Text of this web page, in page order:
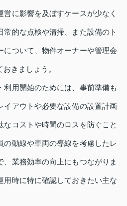
に影響を及ぼすケースが少なく
常的な点検や清掃、また設備のト
について、物件オーナーや管理会
きましょう。
利用開始のためには、事前準備も
イアウトや必要な設備の設置計画
なコストや時間のロスを防ぐこと
の動線や車両の導線を考慮したレ
、業務効率の向上にもつながりま
用時に特に確認しておきたい主な